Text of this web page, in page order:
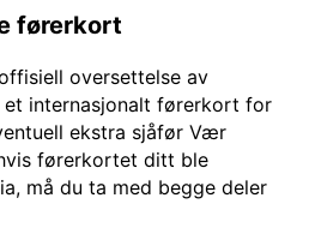
førerkort
oversettelse av
internasjonalt førerkort for
ekstra sjåfør Vær
førerkortet ditt ble
må du ta med begge deler